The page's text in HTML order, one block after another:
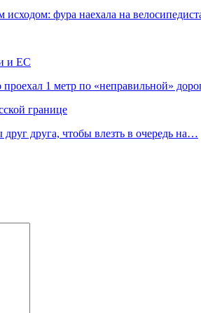
фура наехала на
и ЕС
1 метр по «неправильной»
границе
друга, чтобы влезть в очередь на…